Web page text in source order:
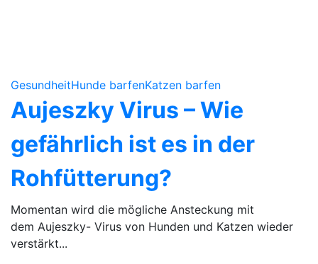
GesundheitHunde barfenKatzen barfen
Aujeszky Virus – Wie
gefährlich ist es in der
Rohfütterung?
Momentan wird die mögliche Ansteckung mit
dem Aujeszky- Virus von Hunden und Katzen wieder
verstärkt...